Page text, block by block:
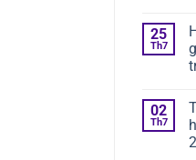
25
Th7
02
Th7